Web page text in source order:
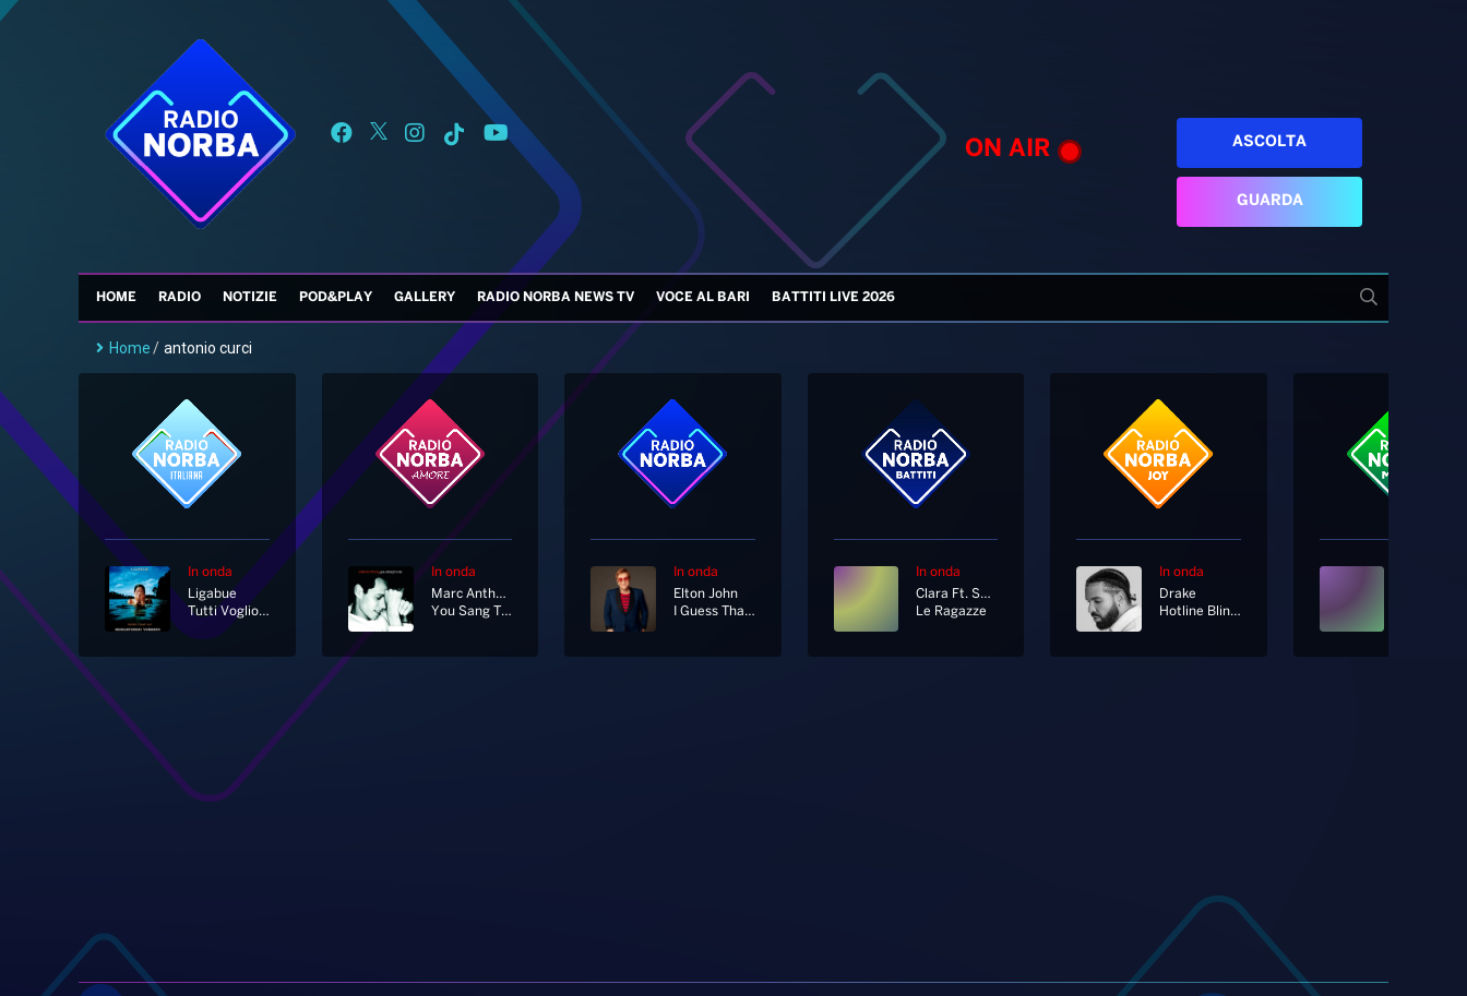
ON AIR ASCOLTA
GUARDA
HOME RADIO NOTIZIE POD&PLAY GALLERY RADIO NORBA NEWS TV VOCE AL BARI BATTITI LIVE 2026
Home/ antonio curci
In onda
Ligabue
Tutti Vogliono Viaggiare In Prima
In onda
Marc Anthony
You Sang To Me [Radio Edit]
In onda
Elton John
I Guess That's Why They Call It The Blues
In onda
Clara Ft. Sangiovanni
Le Ragazze
In onda
Drake
Hotline Bling [Radio Edit]